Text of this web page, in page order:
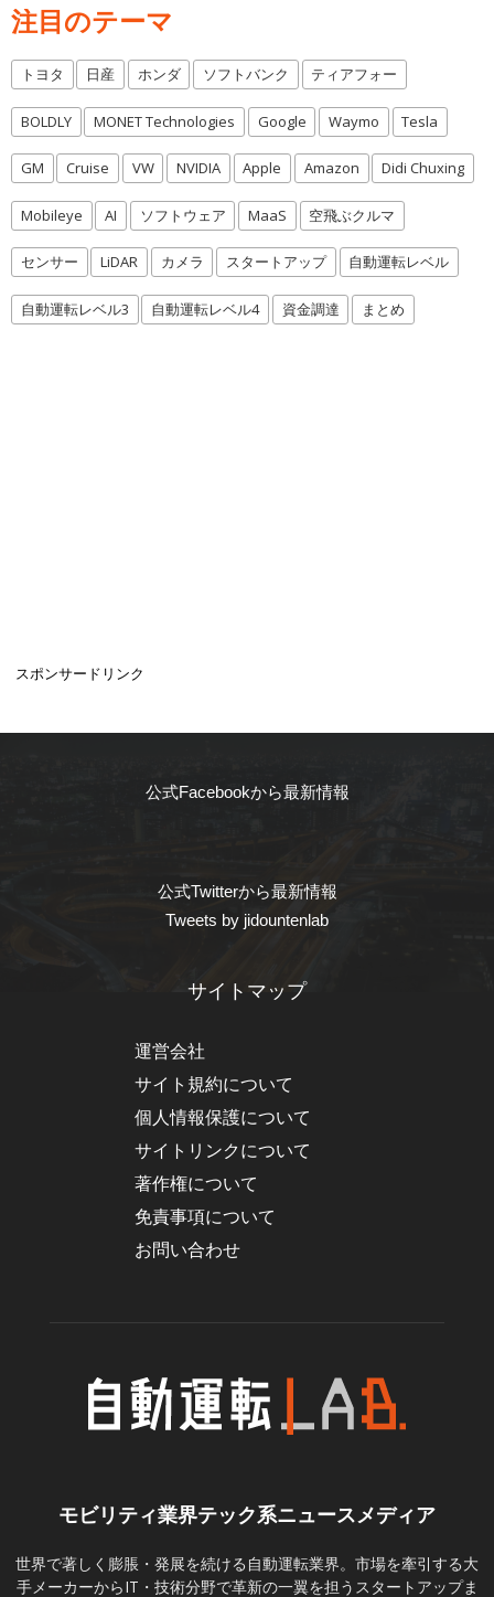
注目のテーマ
トヨタ 日産 ホンダ ソフトバンク ティアフォー
BOLDLY MONET Technologies Google Waymo Tesla
GM Cruise VW NVIDIA Apple Amazon Didi Chuxing
Mobileye AI ソフトウェア MaaS 空飛ぶクルマ
センサー LiDAR カメラ スタートアップ 自動運転レベル
自動運転レベル3 自動運転レベル4 資金調達 まとめ
スポンサードリンク
公式Facebookから最新情報
公式Twitterから最新情報
Tweets by jidountenlab
サイトマップ
運営会社
サイト規約について
個人情報保護について
サイトリンクについて
著作権について
免責事項について
お問い合わせ
モビリティ業界テック系ニュースメディア
世界で著しく膨脹・発展を続ける自動運転業界。市場を牽引する大
手メーカーからIT・技術分野で革新の一翼を担うスタートアップま